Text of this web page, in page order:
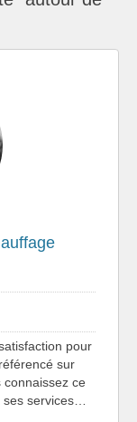
pour
sur
ce
services…